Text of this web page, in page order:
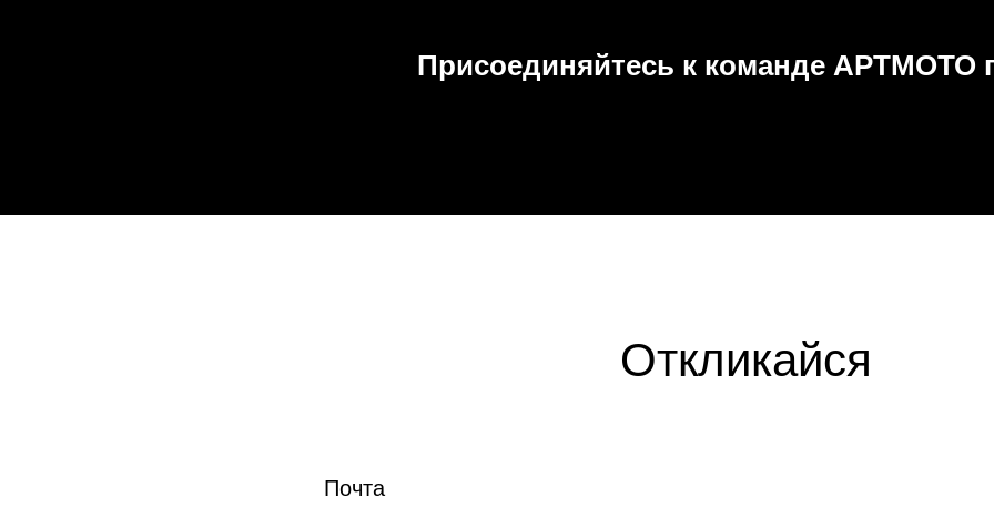
Присоединяйтесь к команде АРТМОТО
Откликайся
Почта